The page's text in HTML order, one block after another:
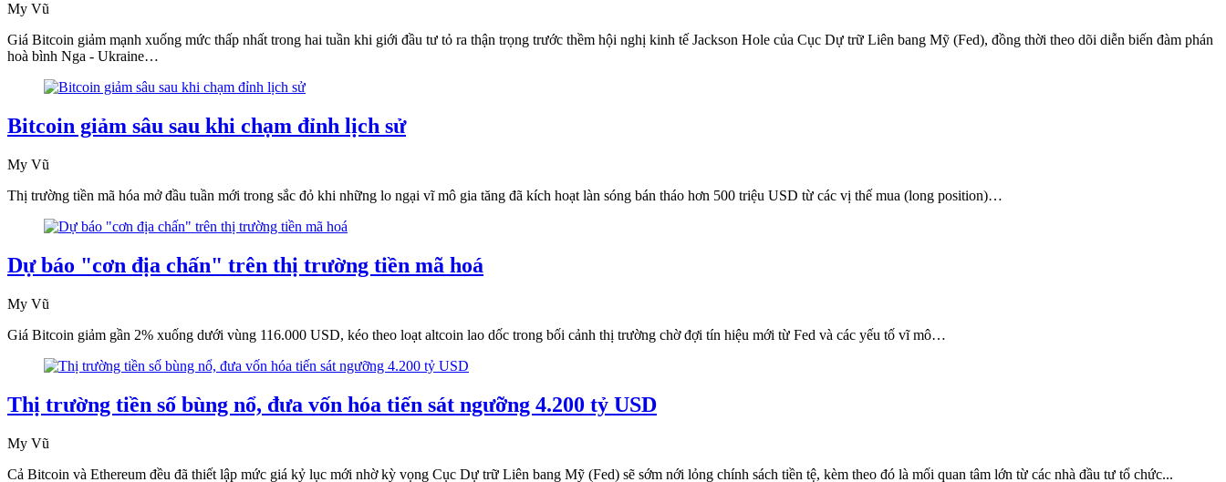
My Vũ
Giá Bitcoin giảm mạnh xuống mức thấp nhất trong hai tuần khi giới đầu tư tỏ ra thận trọng trước thềm hội nghị kinh tế Jackson Hole của Cục Dự trữ Liên bang Mỹ (Fed), đồng thời theo dõi diễn biến đàm phán
hoà bình Nga - Ukraine…
Bitcoin giảm sâu sau khi chạm đỉnh lịch sử
My Vũ
Thị trường tiền mã hóa mở đầu tuần mới trong sắc đỏ khi những lo ngại vĩ mô gia tăng đã kích hoạt làn sóng bán tháo hơn 500 triệu USD từ các vị thế mua (long position)…
Dự báo "cơn địa chấn" trên thị trường tiền mã hoá
My Vũ
Giá Bitcoin giảm gần 2% xuống dưới vùng 116.000 USD, kéo theo loạt altcoin lao dốc trong bối cảnh thị trường chờ đợi tín hiệu mới từ Fed và các yếu tố vĩ mô…
Thị trường tiền số bùng nổ, đưa vốn hóa tiến sát ngưỡng 4.200 tỷ USD
My Vũ
Cả Bitcoin và Ethereum đều đã thiết lập mức giá kỷ lục mới nhờ kỳ vọng Cục Dự trữ Liên bang Mỹ (Fed) sẽ sớm nới lỏng chính sách tiền tệ, kèm theo đó là mối quan tâm lớn từ các nhà đầu tư tổ chức...